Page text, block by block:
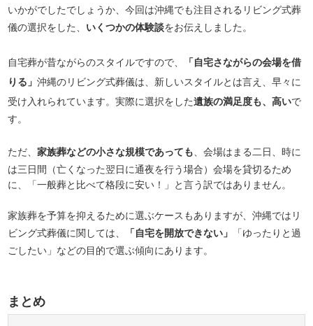
いかがでしたでしょうか、今回は沖縄でも注目されるリビング式葬
儀の選択をした、 いくつかの体験談をお伝えしました。
自宅葬が昔ながらのスタイルですので、
「自宅さながらの会場を借
りる」沖縄のリビング式葬儀は、新しいスタイルとは言え、早々に
受け入れられています。実際に選択をした遺族の満足度も、高いで
す。
ただ、家族葬などの小さな規模であっても 、会場はまる二日、時に
は三日間（亡くなった翌日に通夜を行う場合）会場を貸切るため
に、「一般葬と比べて格段に安い！」と言う訳ではありません。
家族葬を予算を抑えるために選ぶケースもありますが、沖縄ではリ
ビング式葬儀に関しては、
「自宅を開放できない」
「ゆったりと過
ごしたい」などの目的で選ぶ傾向にあります。
まとめ